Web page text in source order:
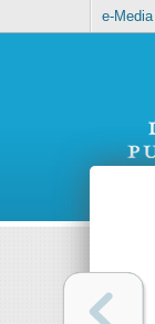
e-Media